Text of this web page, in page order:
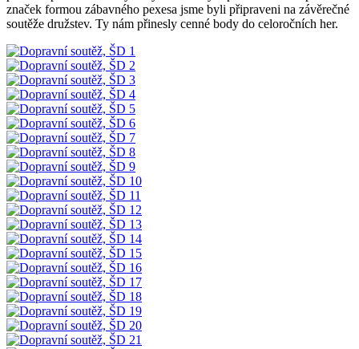
značek formou zábavného pexesa jsme byli připraveni na závěrečné
soutěže družstev. Ty nám přinesly cenné body do celoročních her.